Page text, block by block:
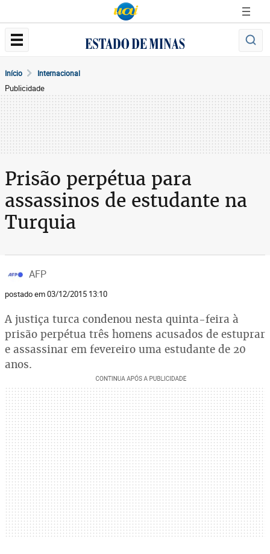
Início Internacional
Publicidade
Prisão perpétua para
assassinos de estudante na
Turquia
AFP
postado em 03/12/2015 13:10
A justiça turca condenou nesta quinta-feira à
prisão perpétua três homens acusados de estuprar
e assassinar em fevereiro uma estudante de 20
anos.